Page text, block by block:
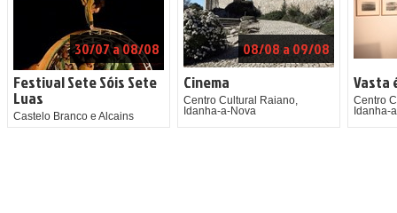
30/07 a 08/08
Festival Sete Sóis Sete
Luas
Castelo Branco e Alcains
08/08 a 09/08
Cinema
Centro Cultural Raiano,
Idanha-a-Nova
Vasta
Centro
Idanha-